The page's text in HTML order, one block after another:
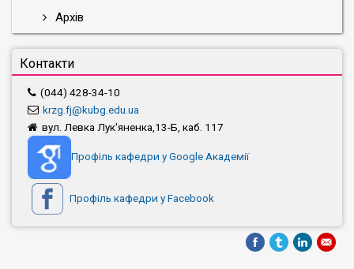
Архів
Контакти
(044) 428-34-10
krzg.fj@kubg.edu.ua
вул. Левка Лук'яненка,13-Б, каб. 117
Профіль кафедри у Google Академії
Профіль кафедри у Facebook